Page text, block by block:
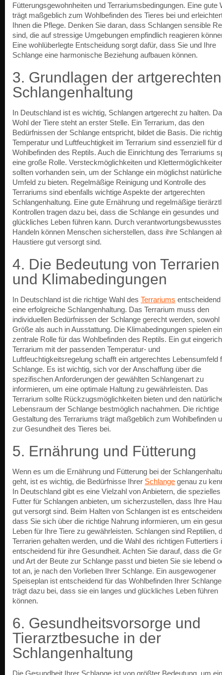
Fütterungsgewohnheiten und Terrariumsbedingungen. Eine gute
trägt maßgeblich zum Wohlbefinden des Tieres bei und
Ihnen die Pflege. Denken Sie daran, dass Schlangen sensible
sind, die auf stressige Umgebungen empfindlich reagieren
Eine wohlüberlegte Entscheidung sorgt dafür, dass Sie und Ihre
Schlange eine harmonische Beziehung aufbauen können.
3. Grundlagen der artgerechten
Schlangenhaltung
In Deutschland ist es wichtig, Schlangen artgerecht zu halten.
Wohl der Tiere steht an erster Stelle. Ein Terrarium, das den
Bedürfnissen der Schlange entspricht, bildet die Basis. Die
Temperatur und Luftfeuchtigkeit im Terrarium sind essenziell für
Wohlbefinden des Reptils. Auch die Einrichtung des Terrariums
eine große Rolle. Versteckmöglichkeiten und
sollten vorhanden sein, um der Schlange ein möglichst
Umfeld zu bieten. Regelmäßige Reinigung und Kontrolle des
Terrariums sind ebenfalls wichtige Aspekte der artgerechten
Schlangenhaltung. Eine gute Ernährung und regelmäßige
Kontrollen tragen dazu bei, dass die Schlange ein gesundes und
glückliches Leben führen kann. Durch verantwortungsbewusstes
Handeln können Menschen sicherstellen, dass ihre Schlangen
Haustiere gut versorgt sind.
4. Die Bedeutung von Terrarien
und Klimabedingungen
In Deutschland ist die richtige Wahl des Terrariums entscheidend
eine erfolgreiche Schlangenhaltung. Das Terrarium muss den
individuellen Bedürfnissen der Schlange gerecht werden, sowohl
Größe als auch in Ausstattung. Die Klimabedingungen spielen
zentrale Rolle für das Wohlbefinden des Reptils. Ein gut
Terrarium mit der passenden Temperatur- und
Luftfeuchtigkeitsregelung schafft ein artgerechtes Lebensumfeld
Schlange. Es ist wichtig, sich vor der Anschaffung über die
spezifischen Anforderungen der gewählten Schlangenart zu
informieren, um eine optimale Haltung zu gewährleisten. Das
Terrarium sollte Rückzugsmöglichkeiten bieten und den
Lebensraum der Schlange bestmöglich nachahmen. Die richtige
Gestaltung des Terrariums trägt maßgeblich zum Wohlbefinden
zur Gesundheit des Tieres bei.
5. Ernährung und Fütterung
Wenn es um die Ernährung und Fütterung bei der
geht, ist es wichtig, die Bedürfnisse Ihrer Schlange genau zu
In Deutschland gibt es eine Vielzahl von Anbietern, die spezielles
Futter für Schlangen anbieten, um sicherzustellen, dass Ihre
gut versorgt sind. Beim Halten von Schlangen ist es
dass Sie sich über die richtige Nahrung informieren, um ein
Leben für Ihre Tiere zu gewährleisten. Schlangen sind Reptilien,
Terrarien gehalten werden, und die Wahl des richtigen Futtertiers
entscheidend für ihre Gesundheit. Achten Sie darauf, dass die
und Art der Beute zur Schlange passt und bieten Sie sie lebend
tot an, je nach den Vorlieben Ihrer Schlange. Ein ausgewogener
Speiseplan ist entscheidend für das Wohlbefinden Ihrer
trägt dazu bei, dass sie ein langes und glückliches Leben führen
können.
6. Gesundheitsvorsorge und
Tierarztbesuche in der
Schlangenhaltung